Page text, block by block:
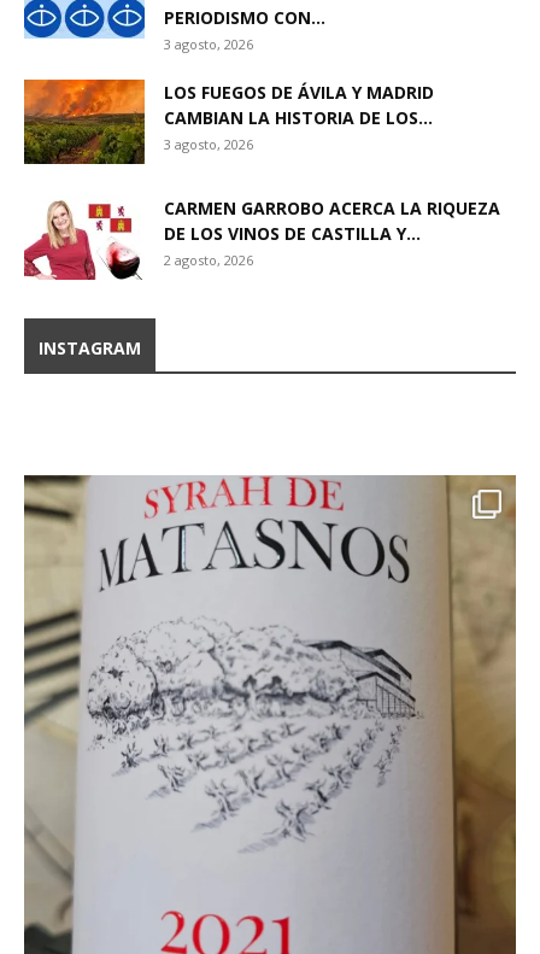
PERIODISMO CON...
3 agosto, 2026
LOS FUEGOS DE ÁVILA Y MADRID
CAMBIAN LA HISTORIA DE LOS...
3 agosto, 2026
CARMEN GARROBO ACERCA LA RIQUEZA
DE LOS VINOS DE CASTILLA Y...
2 agosto, 2026
INSTAGRAM